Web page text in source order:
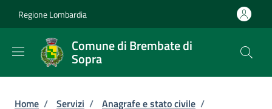
Regione Lombardia
Comune di Brembate di
Sopra
Briciole di pane
Home / Servizi / Anagrafe e stato civile /